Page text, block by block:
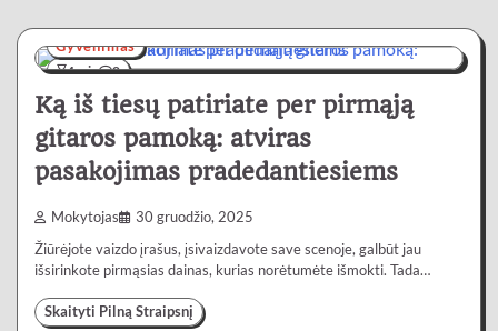
4 min 0
Gyvenimas
Ką iš tiesų patiriate per pirmąją
gitaros pamoką: atviras
pasakojimas pradedantiesiems
Mokytojas 30 gruodžio, 2025
Žiūrėjote vaizdo įrašus, įsivaizdavote save scenoje, galbūt jau
išsirinkote pirmąsias dainas, kurias norėtumėte išmokti. Tada…
Skaityti Pilną Straipsnį